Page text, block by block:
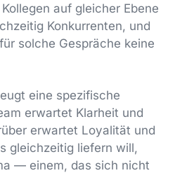
auf gleicher Ebene
Konkurrenten, und
solche Gespräche keine
eine spezifische
erwartet Klarheit und
erwartet Loyalität und
gleichzeitig liefern will,
— einem, das sich nicht